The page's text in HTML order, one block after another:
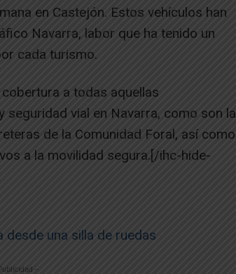
en Castejón. Estos vehículos han
Navarra, labor que ha tenido un
cada turismo.
a todas aquellas
vial en Navarra, como son la
de la Comunidad Foral, así como
a la movilidad segura.[/ihc-hide-
desde una silla de ruedas
--